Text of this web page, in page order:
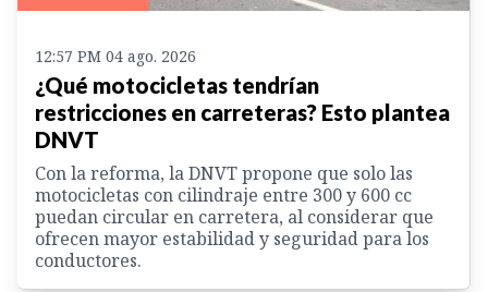
12:57 PM 04 ago. 2026
¿Qué motocicletas tendrían
restricciones en carreteras? Esto plantea
DNVT
Con la reforma, la DNVT propone que solo las
motocicletas con cilindraje entre 300 y 600 cc
puedan circular en carretera, al considerar que
ofrecen mayor estabilidad y seguridad para los
conductores.